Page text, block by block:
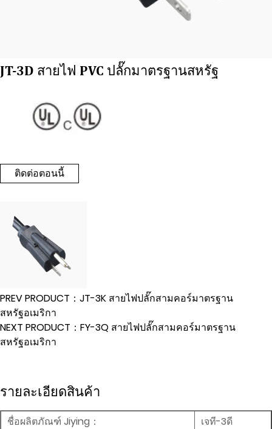
JT-3D สายไฟ PVC ปลั๊กมาตรฐานสหรัฐ
ติดต่อตอนนี้
PREV PRODUCT：JT-3K สายไฟปลั๊กสามคอร์มาตรฐาน
สหรัฐอเมริกา
NEXT PRODUCT：FY-3Q สายไฟปลั๊กสามคอร์มาตรฐาน
สหรัฐอเมริกา
รายละเอียดสินค้า
ชื่อผลิตภัณฑ์ Jiying：
เจที-3ดี